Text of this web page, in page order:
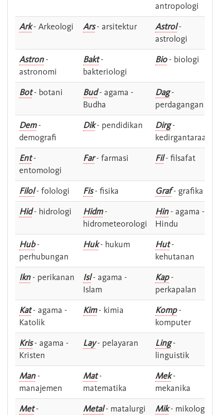
antropologi
Ark- Arkeologi Ars- arsitektur Astrol-
astrologi
Astron-
astronomi
Bakt-
bakteriologi
Bio- biologi
Bot- botani Bud- agama -
Budha
Dag-
perdagangan
Dem-
demografi
Dik- pendidikan Dirg-
kedirgantaraan
Ent-
entomologi
Far- farmasi Fil- filsafat
Filol- folologi Fis- fisika Graf- grafika
Hid- hidrologi Hidm-
hidrometeorologi
Hin- agama -
Hindu
Hub-
perhubungan
Huk- hukum Hut-
kehutanan
Ikn- perikanan Isl- agama -
Islam
Kap-
perkapalan
Kat- agama -
Katolik
Kim- kimia Komp-
komputer
Kris- agama -
Kristen
Lay- pelayaran Ling-
linguistik
Man-
manajemen
Mat-
matematika
Mek-
mekanika
Met-
Metal- matalurgi Mik- mikologi